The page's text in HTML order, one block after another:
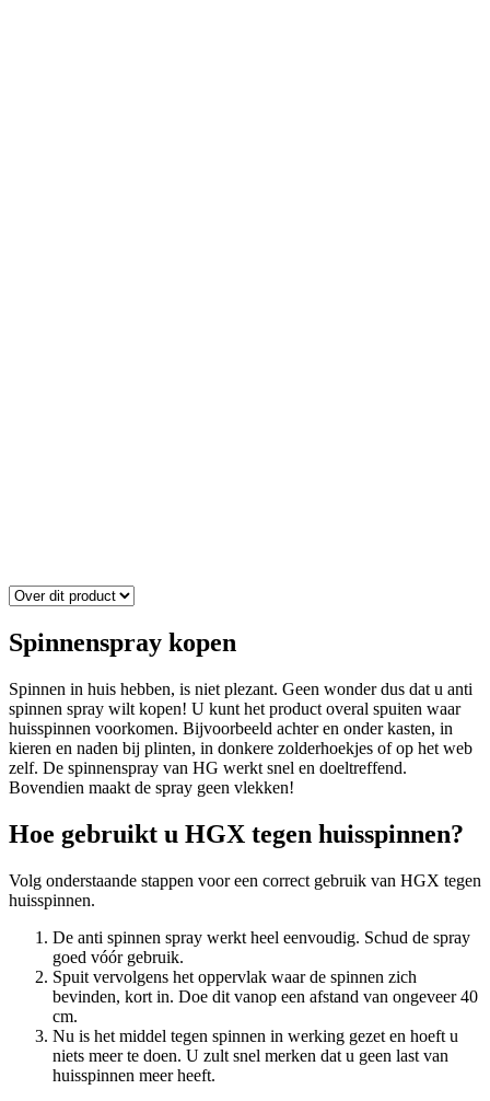
Spinnenspray kopen
Spinnen in huis hebben, is niet plezant. Geen wonder dus dat u anti
spinnen spray wilt kopen! U kunt het product overal spuiten waar
huisspinnen voorkomen. Bijvoorbeeld achter en onder kasten, in
kieren en naden bij plinten, in donkere zolderhoekjes of op het web
zelf. De spinnenspray van HG werkt snel en doeltreffend.
Bovendien maakt de spray geen vlekken!
Hoe gebruikt u HGX tegen huisspinnen?
Volg onderstaande stappen voor een correct gebruik van HGX tegen
huisspinnen.
De anti spinnen spray werkt heel eenvoudig. Schud de spray
goed vóór gebruik.
Spuit vervolgens het oppervlak waar de spinnen zich
bevinden, kort in. Doe dit vanop een afstand van ongeveer 40
cm.
Nu is het middel tegen spinnen in werking gezet en hoeft u
niets meer te doen. U zult snel merken dat u geen last van
huisspinnen meer heeft.